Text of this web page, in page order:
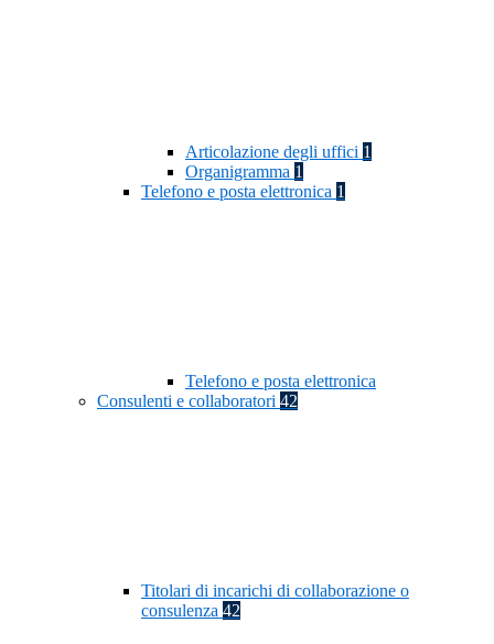
Articolazione degli uffici 1
Organigramma 1
Telefono e posta elettronica 1
Telefono e posta elettronica
Consulenti e collaboratori 42
Titolari di incarichi di collaborazione o
consulenza 42